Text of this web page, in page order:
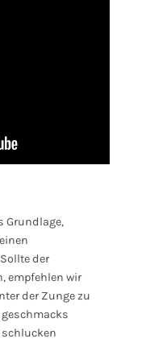
Grundlage,
der
empfehlen wir
der Zunge zu